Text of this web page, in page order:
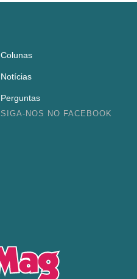
Colunas
Notícias
Perguntas
SIGA-NOS NO FACEBOOK